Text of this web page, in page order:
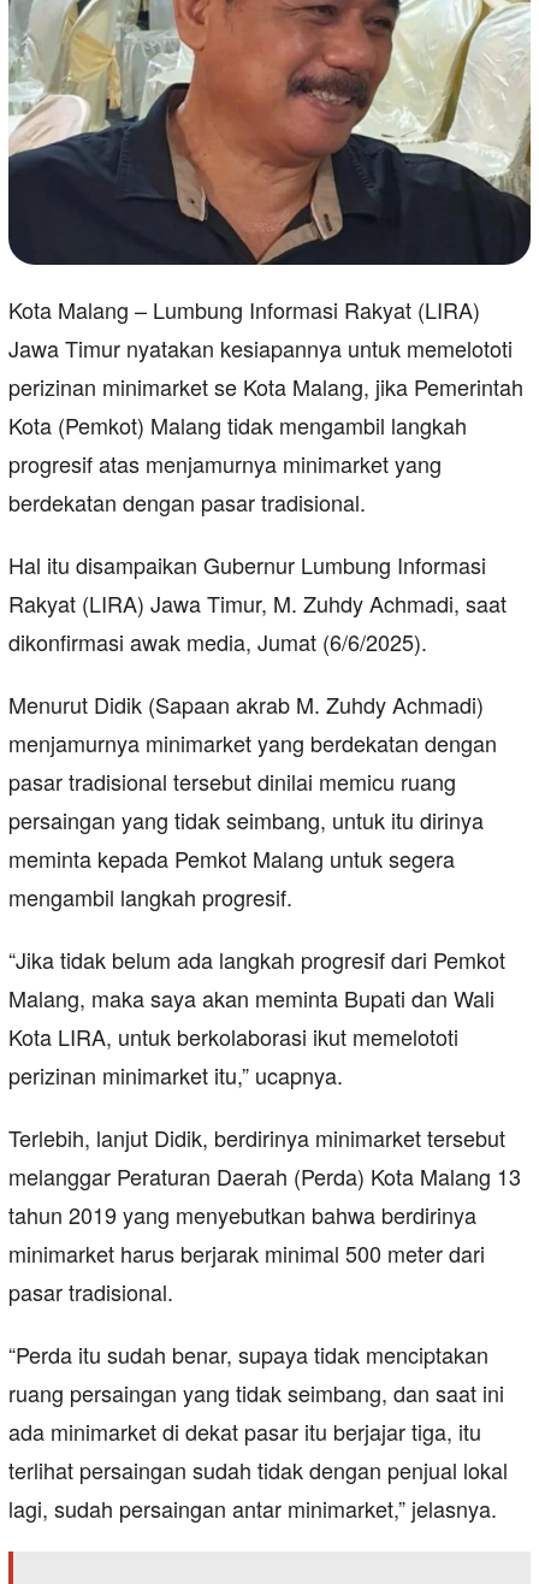
Kota Malang – Lumbung Informasi Rakyat (LIRA)
Jawa Timur nyatakan kesiapannya untuk memelototi
perizinan minimarket se Kota Malang, jika Pemerintah
Kota (Pemkot) Malang tidak mengambil langkah
progresif atas menjamurnya minimarket yang
berdekatan dengan pasar tradisional.
Hal itu disampaikan Gubernur Lumbung Informasi
Rakyat (LIRA) Jawa Timur, M. Zuhdy Achmadi, saat
dikonfirmasi awak media, Jumat (6/6/2025).
Menurut Didik (Sapaan akrab M. Zuhdy Achmadi)
menjamurnya minimarket yang berdekatan dengan
pasar tradisional tersebut dinilai memicu ruang
persaingan yang tidak seimbang, untuk itu dirinya
meminta kepada Pemkot Malang untuk segera
mengambil langkah progresif.
“Jika tidak belum ada langkah progresif dari Pemkot
Malang, maka saya akan meminta Bupati dan Wali
Kota LIRA, untuk berkolaborasi ikut memelototi
perizinan minimarket itu,” ucapnya.
Terlebih, lanjut Didik, berdirinya minimarket tersebut
melanggar Peraturan Daerah (Perda) Kota Malang 13
tahun 2019 yang menyebutkan bahwa berdirinya
minimarket harus berjarak minimal 500 meter dari
pasar tradisional.
“Perda itu sudah benar, supaya tidak menciptakan
ruang persaingan yang tidak seimbang, dan saat ini
ada minimarket di dekat pasar itu berjajar tiga, itu
terlihat persaingan sudah tidak dengan penjual lokal
lagi, sudah persaingan antar minimarket,” jelasnya.